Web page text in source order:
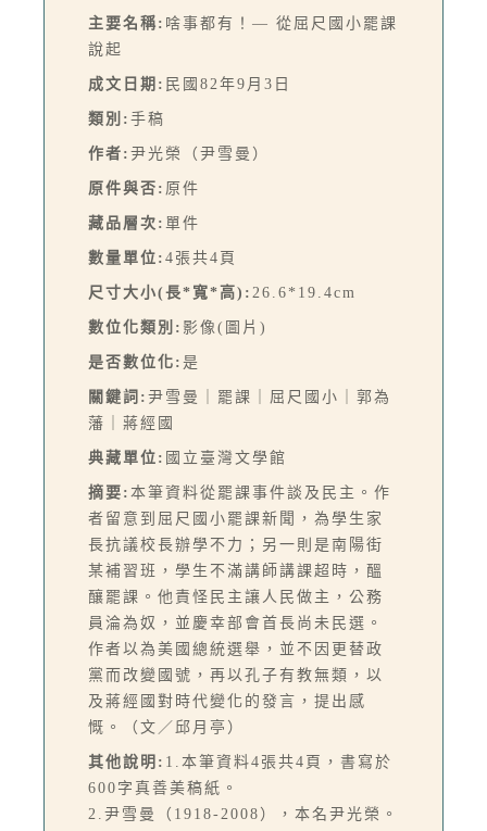
主要名稱: 啥事都有！— 從屈尺國小罷課
說起
成文日期: 民國82年9月3日
類別: 手稿
作者: 尹光榮（尹雪曼）
原件與否: 原件
藏品層次: 單件
數量單位: 4張共4頁
尺寸大小(長*寬*高): 26.6*19.4cm
數位化類別: 影像(圖片)
是否數位化: 是
關鍵詞: 尹雪曼｜罷課｜屈尺國小｜郭為
藩｜蔣經國
典藏單位: 國立臺灣文學館
摘要: 本筆資料從罷課事件談及民主。作
者留意到屈尺國小罷課新聞，為學生家
長抗議校長辦學不力；另一則是南陽街
某補習班，學生不滿講師講課超時，醞
釀罷課。他責怪民主讓人民做主，公務
員淪為奴，並慶幸部會首長尚未民選。
作者以為美國總統選舉，並不因更替政
黨而改變國號，再以孔子有教無類，以
及蔣經國對時代變化的發言，提出感
慨。（文／邱月亭）
其他說明: 1.本筆資料4張共4頁，書寫於
600字真善美稿紙。
2.尹雪曼（1918-2008），本名尹光榮。